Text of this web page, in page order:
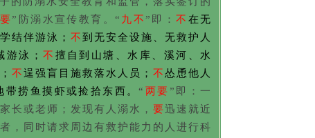
” 防溺水宣传教育。“ 九不”即：不 在无
结伴游泳； 不到无安全设施、无救护人
游泳； 不 擅自到山塘、水库、溪河、水
不逞强盲目施救落水人员； 不怂恿他人
带捞鱼摸虾或捡拾东西。“ 两要”即：一
长或老师；发现有人溺水， 要迅速就近
，同时请求周边有救护能力的人进行科